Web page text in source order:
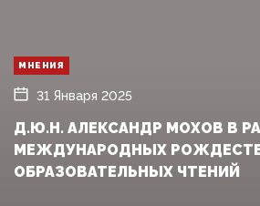
МНЕНИЯ
31 Января 2025
Д.Ю.Н. АЛЕКСАНДР МОХОВ В
МЕЖДУНАРОДНЫХ
ОБРАЗОВАТЕЛЬНЫХ ЧТЕНИЙ